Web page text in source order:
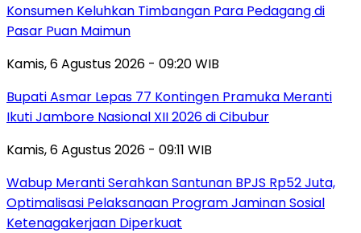
Konsumen Keluhkan Timbangan Para Pedagang di
Pasar Puan Maimun
Kamis, 6 Agustus 2026 - 09:20 WIB
Bupati Asmar Lepas 77 Kontingen Pramuka Meranti
Ikuti Jambore Nasional XII 2026 di Cibubur
Kamis, 6 Agustus 2026 - 09:11 WIB
Wabup Meranti Serahkan Santunan BPJS Rp52 Juta,
Optimalisasi Pelaksanaan Program Jaminan Sosial
Ketenagakerjaan Diperkuat